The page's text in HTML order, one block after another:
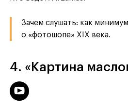
Зачем слушать: как
о «фотошопе» XIX века.
4. «Картина